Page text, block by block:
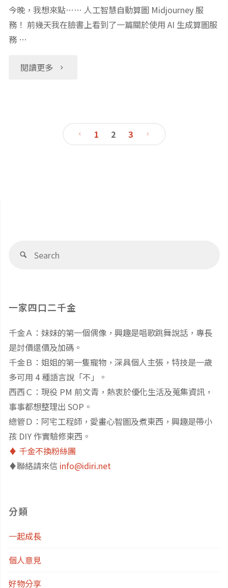
麼
了
請
指
及
鍵
字
（持
續
更
新）"
今晚，我想來點…… 人工智慧自動算圖 Midjourney 服
務！ 前幾天我在臉書上看到了一篇關於使用 AI 生成算圖服
務 …
閱讀更多
"叫
瘋
狂
的
生
成
算
1 2 3
Search
一家四口二千金
千金Ａ：妹妹的第一個偶像，興趣是唱歌跳舞說話，專長
是討價還價及加碼。
千金Ｂ：姐姐的第一隻寵物，深具個人主張，特技是一歲
多可用 4 種語言說「不」。
西西Ｃ：現役 PM 前文青，熱衷於優化生活及蒐集資訊，
事事都想整理出 SOP。
總管Ｄ：阿宅工程師，愛畫心智圖及煮東西，興趣是帶小
孩 DIY 作實驗修東西。
♦️ 千金不換粉絲團
♦️聯絡請來信 info@idiri.net
分類
一起成長
個人意見
好物分享